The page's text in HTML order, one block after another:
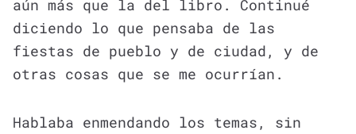
aún más que la del libro. Continué
diciendo lo que pensaba de las
fiestas de pueblo y de ciudad, y de
otras cosas que se me ocurrían.
Hablaba enmendando los temas, sin